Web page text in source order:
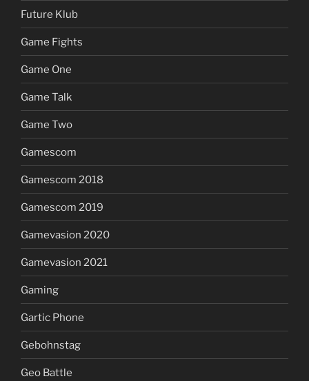
Future Klub
Game Fights
Game One
Game Talk
Game Two
Gamescom
Gamescom 2018
Gamescom 2019
Gamevasion 2020
Gamevasion 2021
Gaming
Gartic Phone
Gebohnstag
Geo Battle